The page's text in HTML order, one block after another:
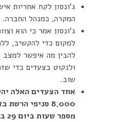
ג'ונסון לקח אחריות
המקרה, כמנהל החברה.
ג'ונסון אמר כי הוא
למקום כדי להקשיב,
להבין מה איפשר למצב
ולנקוט בצעדים כדי
שוב.
אחד הצעדים האלה
8,000 סניפי